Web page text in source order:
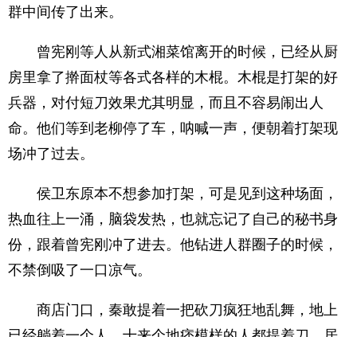
群中间传了出来。
曾宪刚等人从新式湘菜馆离开的时候，已经从厨
房里拿了擀面杖等各式各样的木棍。木棍是打架的好
兵器，对付短刀效果尤其明显，而且不容易闹出人
命。他们等到老柳停了车，呐喊一声，便朝着打架现
场冲了过去。
侯卫东原本不想参加打架，可是见到这种场面，
热血往上一涌，脑袋发热，也就忘记了自己的秘书身
份，跟着曾宪刚冲了进去。他钻进人群圈子的时候，
不禁倒吸了一口凉气。
商店门口，秦敢提着一把砍刀疯狂地乱舞，地上